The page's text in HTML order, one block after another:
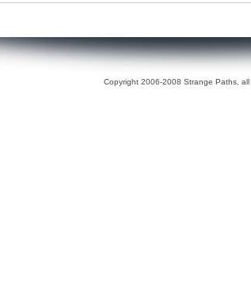
Copyright 2006-2008 Strange Paths, all